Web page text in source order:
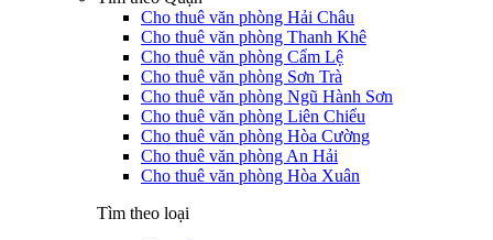
Cho thuê văn phòng Hải Châu
Cho thuê văn phòng Thanh Khê
Cho thuê văn phòng Cẩm Lệ
Cho thuê văn phòng Sơn Trà
Cho thuê văn phòng Ngũ Hành Sơn
Cho thuê văn phòng Liên Chiểu
Cho thuê văn phòng Hòa Cường
Cho thuê văn phòng An Hải
Cho thuê văn phòng Hòa Xuân
Tìm theo loại